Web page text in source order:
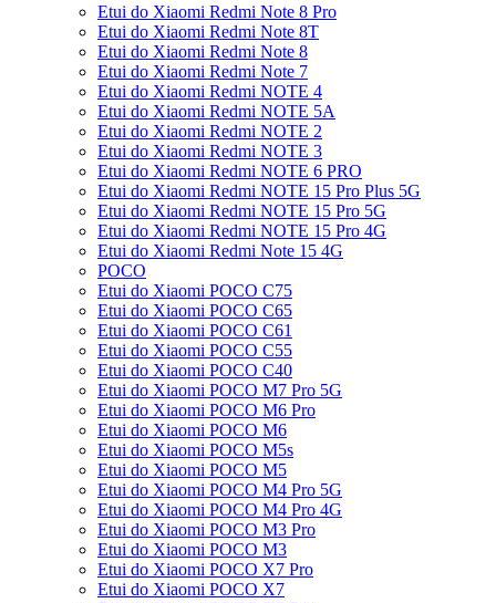
Etui do Xiaomi Redmi Note 8 Pro
Etui do Xiaomi Redmi Note 8T
Etui do Xiaomi Redmi Note 8
Etui do Xiaomi Redmi Note 7
Etui do Xiaomi Redmi NOTE 4
Etui do Xiaomi Redmi NOTE 5A
Etui do Xiaomi Redmi NOTE 2
Etui do Xiaomi Redmi NOTE 3
Etui do Xiaomi Redmi NOTE 6 PRO
Etui do Xiaomi Redmi NOTE 15 Pro Plus 5G
Etui do Xiaomi Redmi NOTE 15 Pro 5G
Etui do Xiaomi Redmi NOTE 15 Pro 4G
Etui do Xiaomi Redmi Note 15 4G
POCO
Etui do Xiaomi POCO C75
Etui do Xiaomi POCO C65
Etui do Xiaomi POCO C61
Etui do Xiaomi POCO C55
Etui do Xiaomi POCO C40
Etui do Xiaomi POCO M7 Pro 5G
Etui do Xiaomi POCO M6 Pro
Etui do Xiaomi POCO M6
Etui do Xiaomi POCO M5s
Etui do Xiaomi POCO M5
Etui do Xiaomi POCO M4 Pro 5G
Etui do Xiaomi POCO M4 Pro 4G
Etui do Xiaomi POCO M3 Pro
Etui do Xiaomi POCO M3
Etui do Xiaomi POCO X7 Pro
Etui do Xiaomi POCO X7